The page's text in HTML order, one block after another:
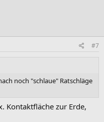
#7
noch "schlaue" Ratschläge
Kontaktfläche zur Erde,